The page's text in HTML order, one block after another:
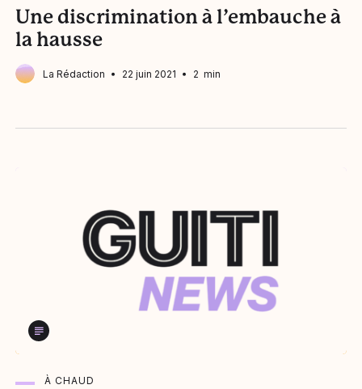
Une discrimination à l’embauche à
la hausse
La Rédaction 22 juin 2021 2 min
À CHAUD